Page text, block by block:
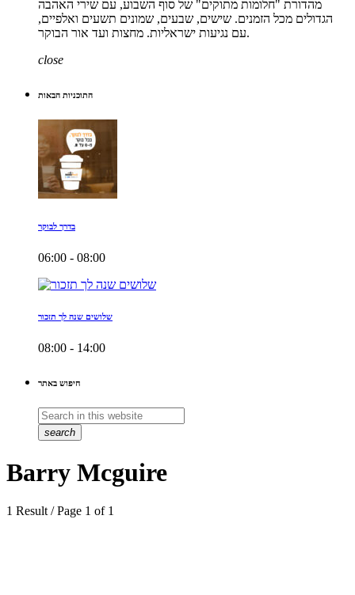
מהדורת "חלומות מתוקים" של סוף השבוע, עם שירי האהבה
הגדולים מכל הזמנים. שישים, שבעים, שמונים תשעים ואלפיים,
עם נגיעות ישראליות. מחצות ועד אור הבוקר.
close
התוכניות הבאות
בדרך לבוקר
06:00 - 08:00
שלושים שנה לך תזכור
08:00 - 14:00
חיפוש באתר
search
Barry Mcguire
1 Result / Page 1 of 1